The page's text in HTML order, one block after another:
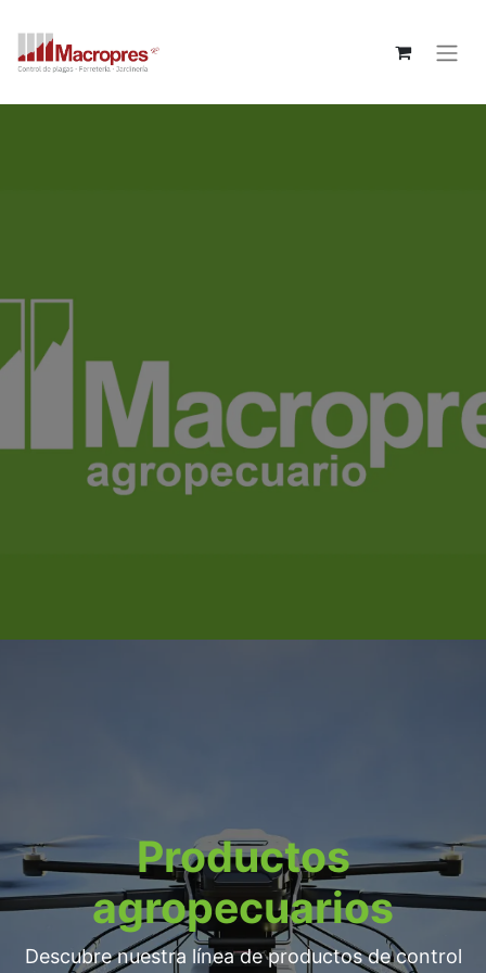
Productos
agropecuarios
Descubre nuestra línea de productos de control